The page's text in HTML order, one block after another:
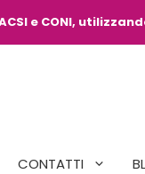
e CONI,
CONTATTI